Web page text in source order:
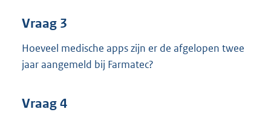
Vraag 3
Hoeveel medische apps zijn er de afgelopen twee
jaar aangemeld bij Farmatec?
Vraag 4